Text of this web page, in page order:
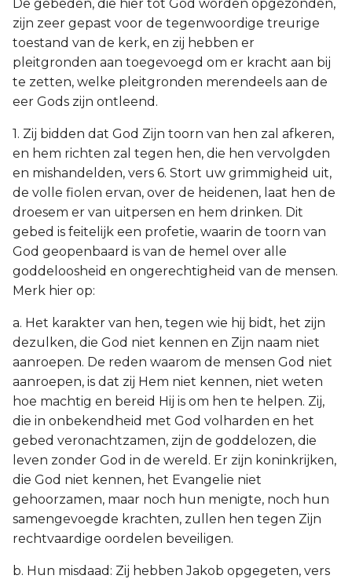
De gebeden, die hier tot God worden opgezonden,
zijn zeer gepast voor de tegenwoordige treurige
toestand van de kerk, en zij hebben er
pleitgronden aan toegevoegd om er kracht aan bij
te zetten, welke pleitgronden merendeels aan de
eer Gods zijn ontleend.
1. Zij bidden dat God Zijn toorn van hen zal afkeren,
en hem richten zal tegen hen, die hen vervolgden
en mishandelden, vers 6. Stort uw grimmigheid uit,
de volle fiolen ervan, over de heidenen, laat hen de
droesem er van uitpersen en hem drinken. Dit
gebed is feitelijk een profetie, waarin de toorn van
God geopenbaard is van de hemel over alle
goddeloosheid en ongerechtigheid van de mensen.
Merk hier op:
a. Het karakter van hen, tegen wie hij bidt, het zijn
dezulken, die God niet kennen en Zijn naam niet
aanroepen. De reden waarom de mensen God niet
aanroepen, is dat zij Hem niet kennen, niet weten
hoe machtig en bereid Hij is om hen te helpen. Zij,
die in onbekendheid met God volharden en het
gebed veronachtzamen, zijn de goddelozen, die
leven zonder God in de wereld. Er zijn koninkrijken,
die God niet kennen, het Evangelie niet
gehoorzamen, maar noch hun menigte, noch hun
samengevoegde krachten, zullen hen tegen Zijn
rechtvaardige oordelen beveiligen.
b. Hun misdaad: Zij hebben Jakob opgegeten, vers